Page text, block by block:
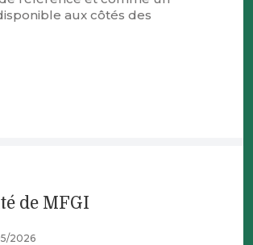
aux côtés des
de MFGI
2026